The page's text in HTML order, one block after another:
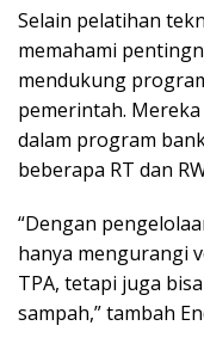
Selain pelatihan
memahami
mendukung
pemerintah.
dalam program
beberapa RT dan
“Dengan
hanya mengurangi
TPA, tetapi juga
sampah,” tambah